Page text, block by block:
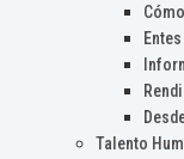
Talento